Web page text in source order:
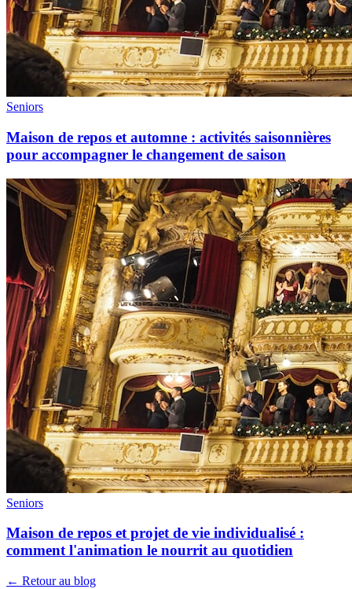
Seniors
Maison de repos et automne : activités saisonnières
pour accompagner le changement de saison
Seniors
Maison de repos et projet de vie individualisé :
comment l'animation le nourrit au quotidien
← Retour au blog